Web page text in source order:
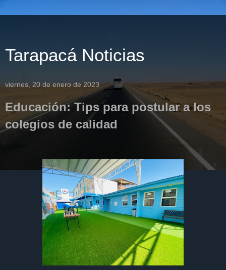
Tarapacá Noticias
viernes, 20 de enero de 2023
Educación: Tips para postular a los
colegios de calidad